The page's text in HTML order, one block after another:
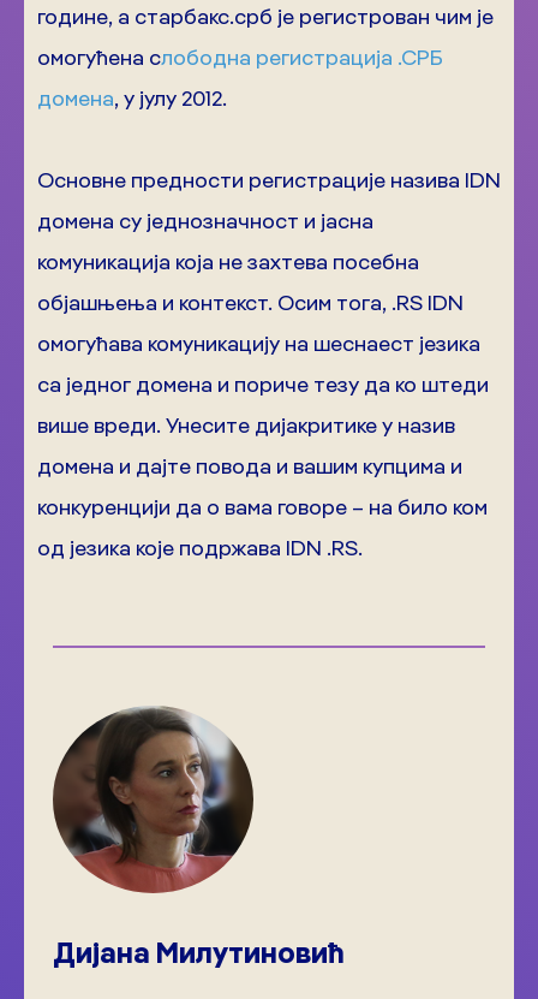
године, а старбакс.срб је регистрован чим је
омогућена слободна регистрација .СРБ
домена, у јулу 2012.
Основне предности регистрације назива IDN
домена су једнозначност и јасна
комуникација која не захтева посебна
објашњења и контекст. Осим тога, .RS IDN
омогућава комуникацију на шеснаест језика
са једног домена и пориче тезу да ко штеди
више вреди. Унесите дијакритике у назив
домена и дајте повода и вашим купцима и
конкуренцији да о вама говоре – на било ком
од језика које подржава IDN .RS.
Дијана Милутиновић